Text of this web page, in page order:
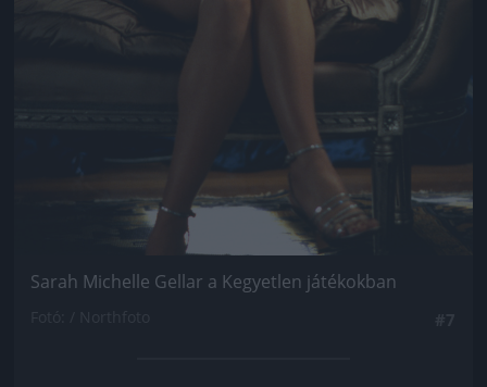
Sarah Michelle Gellar a Kegyetlen játékokban